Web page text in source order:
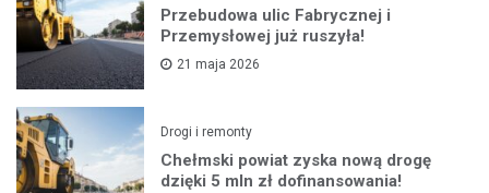
Przebudowa ulic Fabrycznej i
Przemysłowej już ruszyła!
21 maja 2026
Drogi i remonty
Chełmski powiat zyska nową drogę
dzięki 5 mln zł dofinansowania!